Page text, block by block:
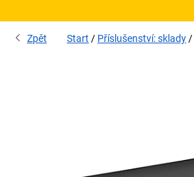
Zpět Start Příslušenství: sklady